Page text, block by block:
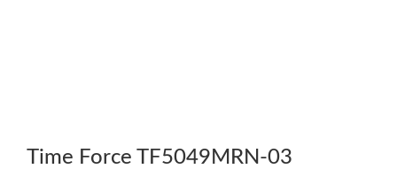
Time Force TF5049MRN-03